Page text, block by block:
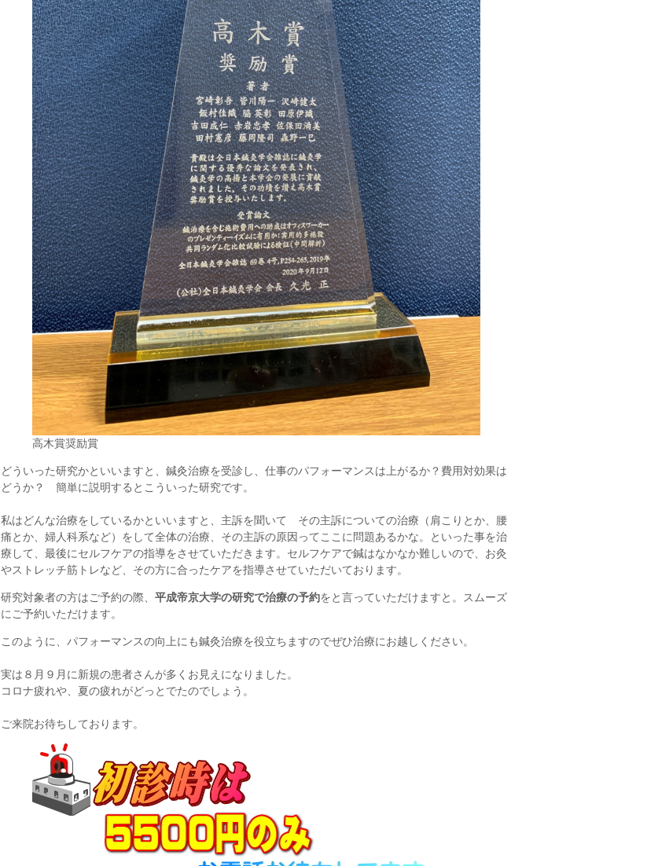
高木賞奨励賞
どういった研究かといいますと、鍼灸治療を受診し、仕事のパフォーマンスは上がるか？費用対効果は
どうか？ 簡単に説明するとこういった研究です。
私はどんな治療をしているかといいますと、主訴を聞いて その主訴についての治療（肩こりとか、腰
痛とか、婦人科系など）をして全体の治療、その主訴の原因ってここに問題あるかな。といった事を治
療して、最後にセルフケアの指導をさせていただきます。セルフケアで鍼はなかなか難しいので、お灸
やストレッチ筋トレなど、その方に合ったケアを指導させていただいております。
研究対象者の方はご予約の際、 平成帝京大学の研究で治療の予約をと言っていただけますと。スムーズ
にご予約いただけます。
このように、パフォーマンスの向上にも鍼灸治療を役立ちますのでぜひ治療にお越しください。
実は８月９月に新規の患者さんが多くお見えになりました。
コロナ疲れや、夏の疲れがどっとでたのでしょう。
ご来院お待ちしております。